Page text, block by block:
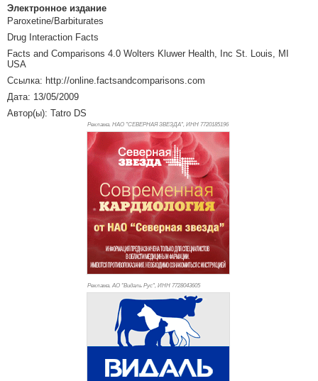
Электронное издание
Paroxetine/Barbiturates
Drug Interaction Facts
Facts and Comparisons 4.0 Wolters Kluwer Health, Inc St. Louis, MI
USA
Ссылка: http://online.factsandcomparisons.com
Дата: 13/05/2009
Автор(ы): Tatro DS
Реклама. НАО "СЕВЕРНАЯ ЗВЕЗДА", ИНН 7720185196
Реклама. АО "Видаль Рус", ИНН 7728043605